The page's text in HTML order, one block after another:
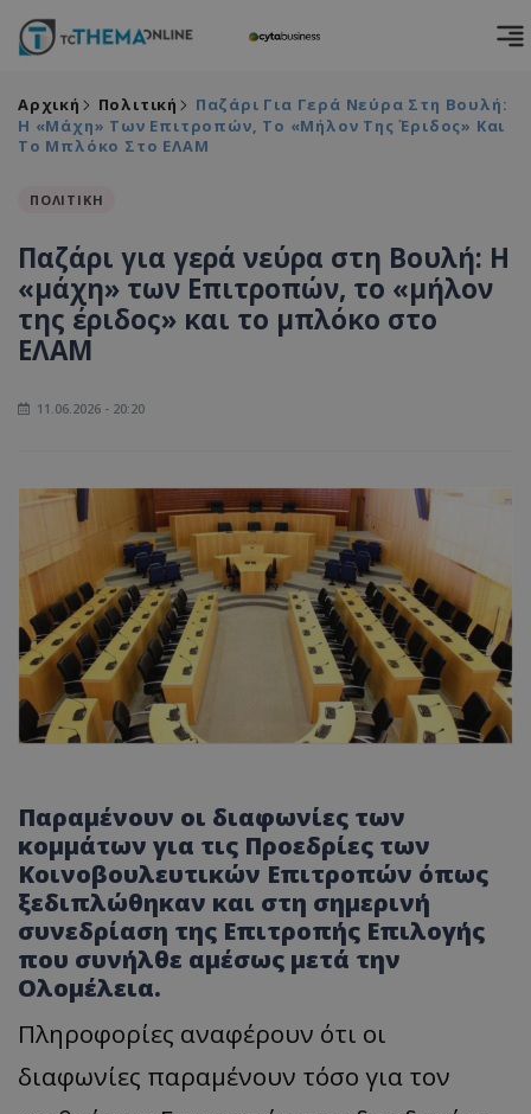
Αρχική Πολιτική
Παζάρι Για Γερά Νεύρα Στη Βουλή:
Η «μάχη» Των Επιτροπών, Το «μήλον Της Έριδος» Και
Το Μπλόκο Στο ΕΛΑΜ
ΠΟΛΙΤΙΚΗ
Παζάρι για γερά νεύρα στη Βουλή: Η
«μάχη» των Επιτροπών, το «μήλον
της έριδος» και το μπλόκο στο
ΕΛΑΜ
11.06.2026 - 20:20
Παραμένουν οι διαφωνίες των
κομμάτων για τις Προεδρίες των
Κοινοβουλευτικών Επιτροπών όπως
ξεδιπλώθηκαν και στη σημερινή
συνεδρίαση της Επιτροπής Επιλογής
που συνήλθε αμέσως μετά την
Ολομέλεια.
Πληροφορίες αναφέρουν ότι οι
διαφωνίες παραμένουν τόσο για τον